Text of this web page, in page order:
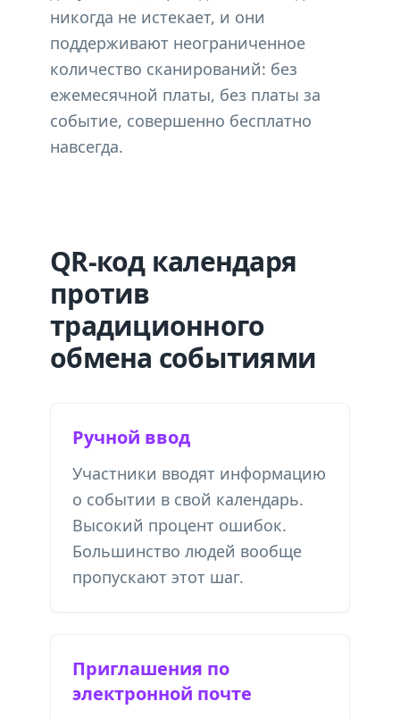
никогда не истекает, и они
поддерживают неограниченное
количество сканирований: без
ежемесячной платы, без платы за
событие, совершенно бесплатно
навсегда.
QR-код календаря
против
традиционного
обмена событиями
Ручной ввод
Участники вводят информацию
о событии в свой календарь.
Высокий процент ошибок.
Большинство людей вообще
пропускают этот шаг.
Приглашения по
электронной почте